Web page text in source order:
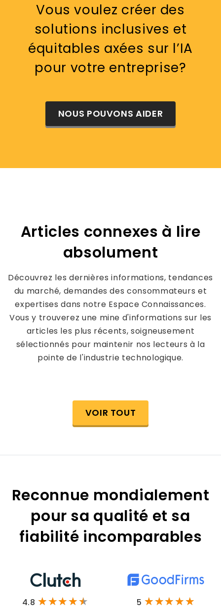
Vous voulez créer des
solutions inclusives et
équitables axées sur l’IA
pour votre entreprise?
NOUS POUVONS AIDER
Articles connexes à lire
absolument
Découvrez les dernières informations, tendances
du marché, demandes des consommateurs et
expertises dans notre Espace Connaissances.
Vous y trouverez une mine d'informations sur les
articles les plus récents, soigneusement
sélectionnés pour maintenir nos lecteurs à la
pointe de l'industrie technologique.
VOIR TOUT
Reconnue mondialement
pour sa qualité et sa
fiabilité incomparables
4.8 5